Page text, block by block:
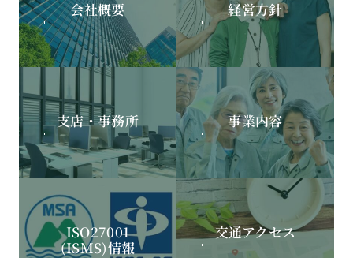
会社概要 経営方針
支店・事務所 事業内容
ISO27001
(ISMS)情報
交通アクセス